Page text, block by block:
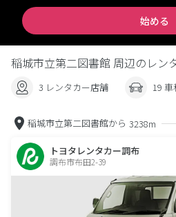
始める
稲城市立第二図書館 周辺のレン
3 レンタカー店舗 19 車
稲城市立第二図書館から 3238m
トヨタレンタカー調布
調布市布田2-39